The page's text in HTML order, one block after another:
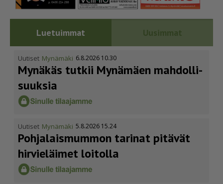
Luetuimmat Uusimmat
Uutiset Mynämäki 6.8.2026 10.30
Mynäkäs tutkii Mynämäen mahdol­li­
suuksia
Uutiset Mynämäki 5.8.2026 15.24
Pohja­lais­mummon tarinat pitävät
hirvieläimet loitolla